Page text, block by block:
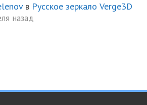
в Русское зеркало Verge3D
назад